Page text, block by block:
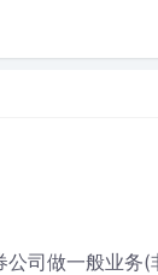
司做一般业务